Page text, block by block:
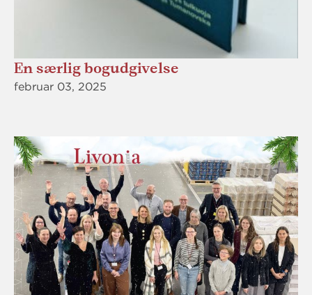
En særlig bogudgivelse
februar 03, 2025